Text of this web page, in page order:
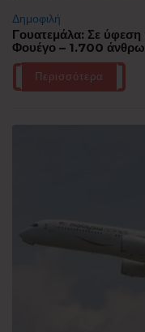
Δημοφιλή
Γουατεμάλα: Σε ύφεση
Φουέγο – 1.700
Περισσότερα